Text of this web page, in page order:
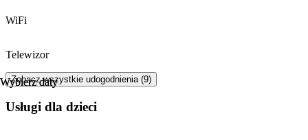
Wybierz daty
Wybierz daty
WiFi
Telewizor
Zobacz wszystkie udogodnienia (9)
usługi dla dzieci